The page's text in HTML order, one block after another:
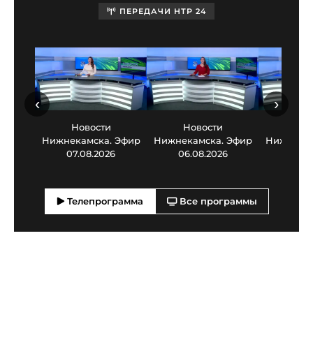
ПЕРЕДАЧИ НТР 24
Новости
Нижнекамска. Эфир
07.08.2026
Новости
Нижнекамска. Эфир
06.08.2026
‹ ›
Телепрограмма Все программы